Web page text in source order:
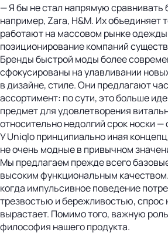
— Я бы не стал напрямую сравнивать
например, Zara, H&M. Их объединяет
работают на массовом рынке
позиционирование компаний
Бренды быстрой моды более
сфокусированы на улавливании
в дизайне, стиле. Они предлагают
ассортимент: по сути, это больше
предмет для удовлетворения
относительно недолгий срок носки
У Uniqlo принципиально иная
не очень модные в привычном
Мы предлагаем прежде всего
высоким функциональным
когда импульсивное поведение
трезвостью и бережливостью, спрос
вырастает. Помимо того, важную
философия нашего продукта.